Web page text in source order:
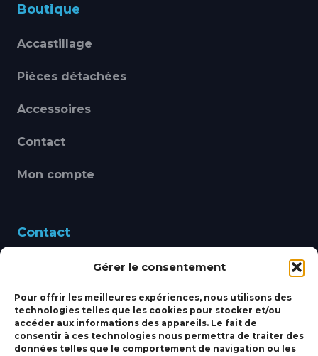
Gérer le consentement
Pour offrir les meilleures expériences, nous utilisons des
technologies telles que les cookies pour stocker et/ou
accéder aux informations des appareils. Le fait de
consentir à ces technologies nous permettra de traiter des
données telles que le comportement de navigation ou les
Boutique
Accastillage
Pièces détachées
Accessoires
Contact
Mon compte
Contact
460 Avenue Alain Le
bbsmarine@bbs-
marine.fr